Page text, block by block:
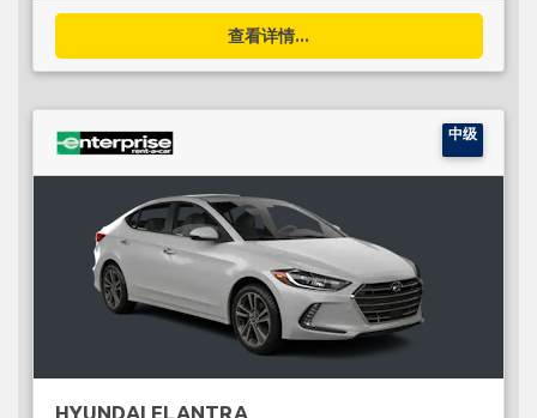
查看详情...
中级
HYUNDAI ELANTRA